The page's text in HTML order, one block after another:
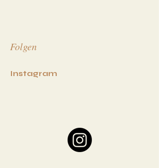
Folgen
Instagram